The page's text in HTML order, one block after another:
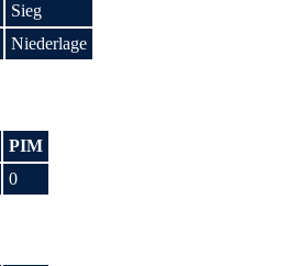
Sieg
Niederlage
PIM
0